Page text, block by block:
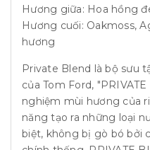
Hương giữa: Hoa hồng
Hương cuối: Oakmoss,
hương
Private Blend là bộ sưu
của Tom Ford,
nghiệm mùi hương của
năng tạo ra những loại
biệt, không bị gò bó bởi